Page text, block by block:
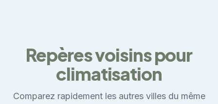
Repères voisins pour
climatisation
Comparez rapidement les autres villes du même